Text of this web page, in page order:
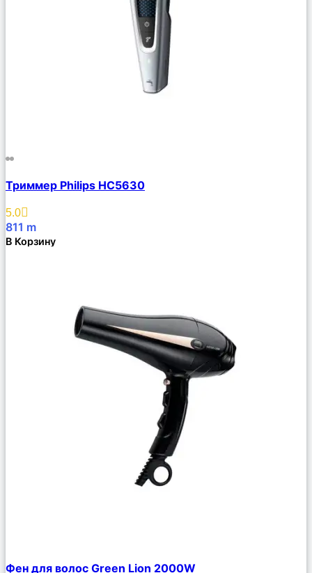
Описание
Избранное
Триммер Philips HC5630
5.0
811 m
В Корзину
Фен для волос Green Lion 2000W